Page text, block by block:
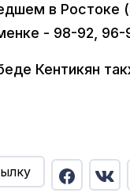
в Ростоке
- 98-92, 96-
Кентикян